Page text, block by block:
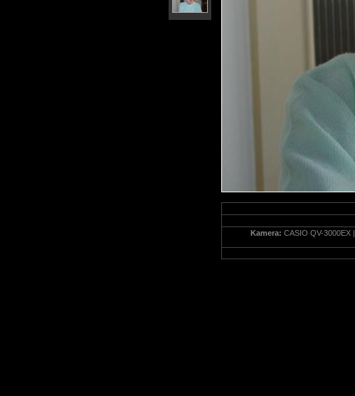
Kamera: CASIO QV-3000EX |